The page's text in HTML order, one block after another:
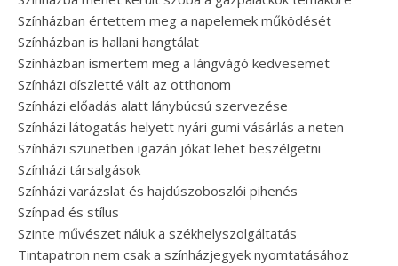
Színházban értettem meg a napelemek működését
Színházban is hallani hangtálat
Színházban ismertem meg a lángvágó kedvesemet
Színházi díszletté vált az otthonom
Színházi előadás alatt lánybúcsú szervezése
Színházi látogatás helyett nyári gumi vásárlás a neten
Színházi szünetben igazán jókat lehet beszélgetni
Színházi társalgások
Színházi varázslat és hajdúszoboszlói pihenés
Színpad és stílus
Szinte művészet náluk a székhelyszolgáltatás
Tintapatron nem csak a színházjegyek nyomtatásához